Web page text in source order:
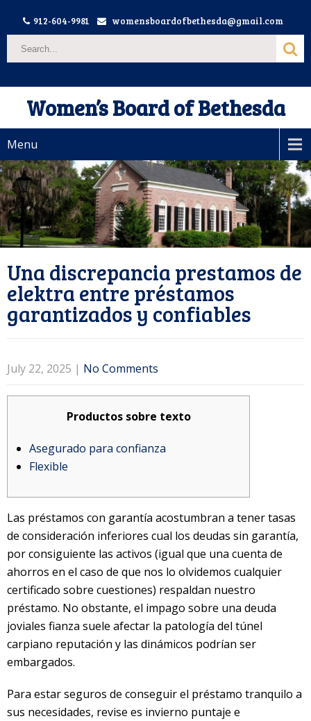
912-604-9981 womensboardofbethesda@gmail.com
Women’s Board of Bethesda
Menu
Una discrepancia prestamos de
elektra entre préstamos
garantizados y confiables
July 22, 2025 | No Comments
Productos sobre texto
Asegurado para confianza
Flexible
Las préstamos con garantía acostumbran a tener tasas
de consideración inferiores cual los deudas sin garantía,
por consiguiente las activos (igual que una cuenta de
ahorros en el caso de que nos lo olvidemos cualquier
certificado sobre cuestiones) respaldan nuestro
préstamo. No obstante, el impago sobre una deuda
joviales fianza suele afectar la patologí­a del túnel
carpiano reputación y las dinámicos podrían ser
embargados.
Para estar seguros de conseguir el préstamo tranquilo a
sus necesidades, revise es invierno puntaje e